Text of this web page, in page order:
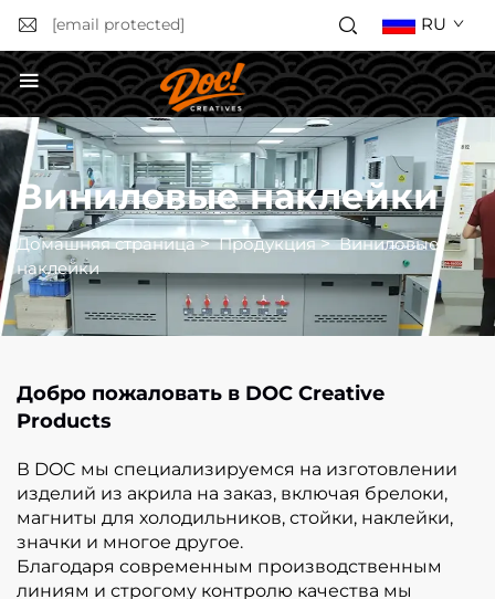
[email protected] RU
Получить расчёт стоимости
Виниловые наклейки
Домашняя страница>Продукция>Виниловые
наклейки
Добро пожаловать в DOC Creative
Products
В DOC мы специализируемся на изготовлении
изделий из акрила на заказ, включая брелоки,
магниты для холодильников, стойки, наклейки,
значки и многое другое.
Благодаря современным производственным
линиям и строгому контролю качества мы